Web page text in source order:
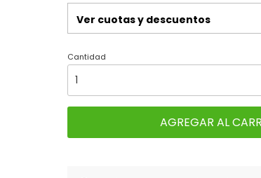
Ver cuotas y descuentos
Cantidad
AGREGAR AL